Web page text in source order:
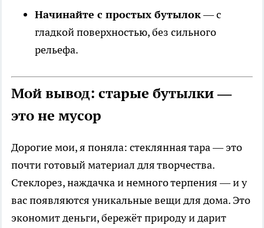
Начинайте с простых бутылок— с
гладкой поверхностью, без сильного
рельефа.
Мой вывод: старые бутылки —
это не мусор
Дорогие мои, я поняла: стеклянная тара — это
почти готовый материал для творчества.
Стеклорез, наждачка и немного терпения — и у
вас появляются уникальные вещи для дома. Это
экономит деньги, бережёт природу и дарит